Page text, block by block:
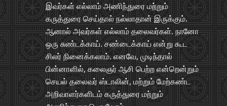
இவர்கள் எல்லாம் அணிந்துரை மற்றும்
கருத்துரை செய்தால் நல்லாதான் இருக்கும்.
ஆனால் அவர்கள் எல்லாம் தலைவர்கள். நானோ
ஒரு சுண்டக்காய். சண்டைக்காய் என்று கூட
சிலர் நினைக்கலாம். எனவே, முடிந்தால்
பின்னாளில், கலைஞர் ஆசி பெற்ற என்றென்றும்
செயல் தலைவர் ஸ்டாலின், மற்றும் மேற்கண்ட
அறிவாளர்களிடம் கருத்துரை மற்றும்